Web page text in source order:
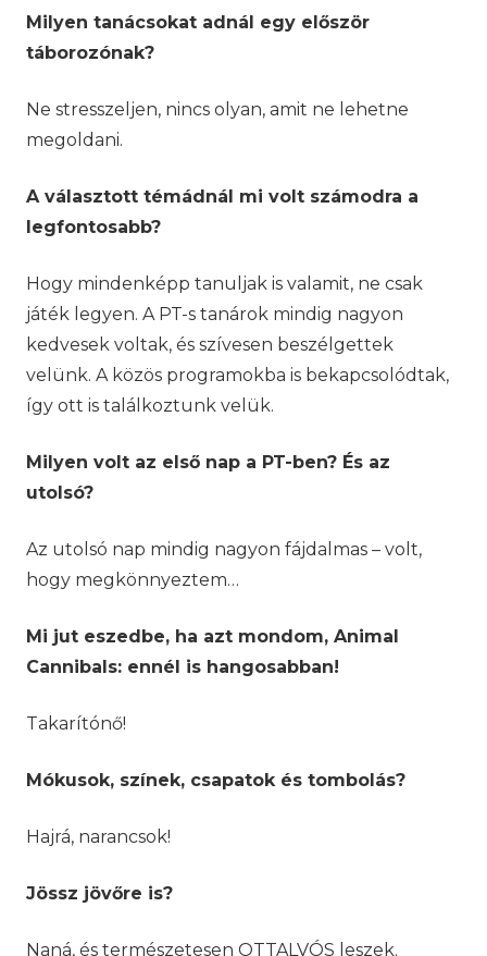
Milyen tanácsokat adnál egy először
táborozónak?
Ne stresszeljen, nincs olyan, amit ne lehetne
megoldani.
A választott témádnál mi volt számodra a
legfontosabb?
Hogy mindenképp tanuljak is valamit, ne csak
játék legyen. A PT-s tanárok mindig nagyon
kedvesek voltak, és szívesen beszélgettek
velünk. A közös programokba is bekapcsolódtak,
így ott is találkoztunk velük.
Milyen volt az első nap a PT-ben? És az
utolsó?
Az utolsó nap mindig nagyon fájdalmas – volt,
hogy megkönnyeztem…
Mi jut eszedbe, ha azt mondom, Animal
Cannibals: ennél is hangosabban!
Takarítónő!
Mókusok, színek, csapatok és tombolás?
Hajrá, narancsok!
Jössz jövőre is?
Naná, és természetesen OTTALVÓS leszek.